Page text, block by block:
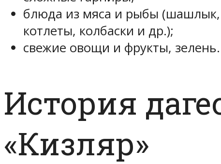
блюда из мяса и рыбы (шашлык,
котлеты, колбаски и др.);
свежие овощи и фрукты, зелень.
История
«Кизляр»